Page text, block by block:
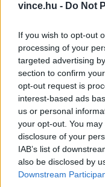
vince.hu - Do Not
If you wish to opt-out
processing of your
targeted advertising
section to confirm
opt-out request is
interest-based ads
us or personal
your opt-out. You
disclosure of your
IAB’s list of
also be disclosed by
Downstream
elleni világnap,
mindenki
kapcsolatos
változtatni. A
eredmények
erőfeszítések
segítséget nyújt
anyagaival,